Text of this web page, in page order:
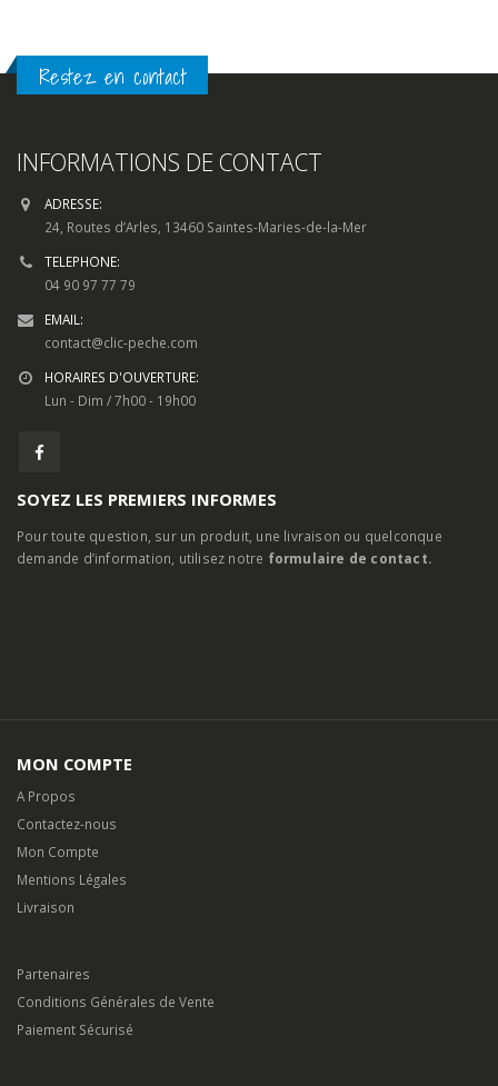
Restez en contact
INFORMATIONS DE CONTACT
ADRESSE:
24, Routes d’Arles, 13460 Saintes-Maries-de-la-Mer
TELEPHONE:
04 90 97 77 79
EMAIL:
contact@clic-peche.com
HORAIRES D'OUVERTURE:
Lun - Dim / 7h00 - 19h00
SOYEZ LES PREMIERS INFORMES
Pour toute question, sur un produit, une livraison ou quelconque
demande d’information, utilisez notre
formulaire de contact.
MON COMPTE
A Propos
Contactez-nous
Mon Compte
Mentions Légales
Livraison
Partenaires
Conditions Générales de Vente
Paiement Sécurisé